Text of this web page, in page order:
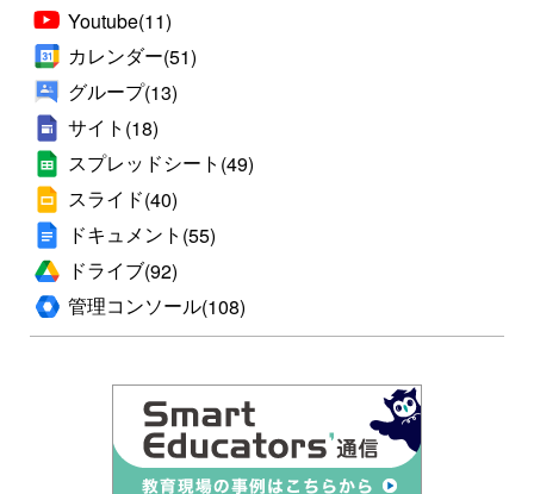
Youtube(11)
カレンダー(51)
グループ(13)
サイト (18)
スプレッドシート (49)
スライド(40)
ドキュメント (55)
ドライブ(92)
管理コンソール(108)